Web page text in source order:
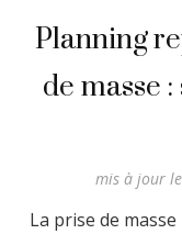
Planning
de
mis à jour le
La prise de